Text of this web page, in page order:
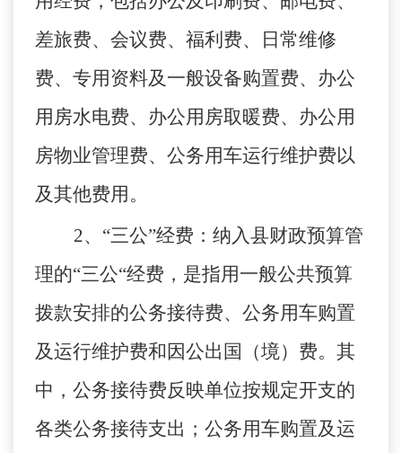
差旅费、会议费、福利费、日常维修
费、专用资料及一般设备购置费、办公
用房水电费、办公用房取暖费、办公用
房物业管理费、公务用车运行维护费以
及其他费用。
2、 “三公”经费：纳入县财政预算管
理的“三公“经费，是指用一般公共预算
拨款安排的公务接待费、公务用车购置
及运行维护费和因公出国（境）费。其
中，公务接待费反映单位按规定开支的
各类公务接待支出；公务用车购置及运